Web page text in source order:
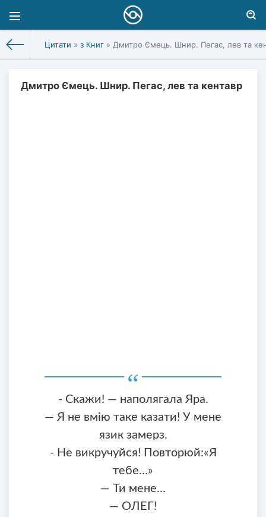
Цитати » з Книг » Дмитро Ємець. Шнир. Пегас, лев та
Дмитро Ємець. Шнир. Пегас, лев та кентавр
- Скажи! — наполягала Яра.
— Я не вмію таке казати! У мене
язик замерз.
- Не викручуйся! Повторюй:«Я
тебе…»
— Ти мене…
— ОЛЕГ!